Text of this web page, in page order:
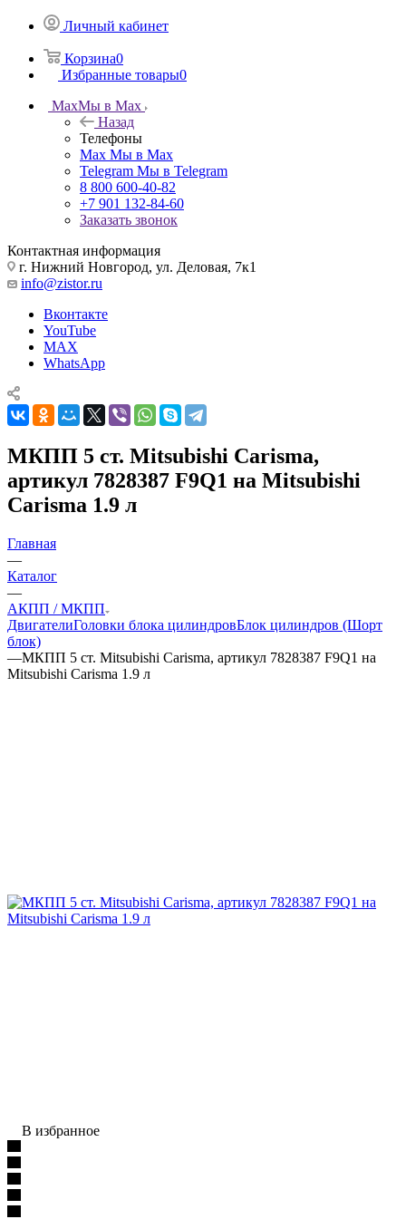
Личный кабинет
Корзина0
Избранные товары0
MaxМы в Max
Назад
Телефоны
Max Мы в Max
Telegram Мы в Telegram
8 800 600-40-82
+7 901 132-84-60
Заказать звонок
Контактная информация
г. Нижний Новгород, ул. Деловая, 7к1
info@zistor.ru
Вконтакте
YouTube
MAX
WhatsApp
МКПП 5 ст. Mitsubishi Carisma,
артикул 7828387 F9Q1 на Mitsubishi
Carisma 1.9 л
Главная
—
Каталог
—
АКПП / МКПП
ДвигателиГоловки блока цилиндровБлок цилиндров (Шорт
блок)
—МКПП 5 ст. Mitsubishi Carisma, артикул 7828387 F9Q1 на
Mitsubishi Carisma 1.9 л
В избранное